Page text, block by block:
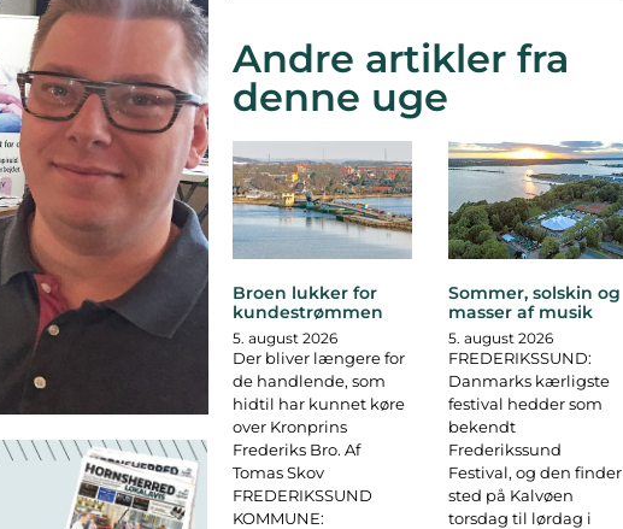
Andre artikler fra
denne uge
Broen lukker for
kundestrømmen
5. august 2026
Der bliver længere for
de handlende, som
hidtil har kunnet køre
over Kronprins
Frederiks Bro. Af
Tomas Skov
FREDERIKSSUND
KOMMUNE:
Sommer, solskin og
masser af musik
5. august 2026
FREDERIKSSUND:
Danmarks kærligste
festival hedder som
bekendt
Frederikssund
Festival, og den finder
sted på Kalvøen
torsdag til lørdag i